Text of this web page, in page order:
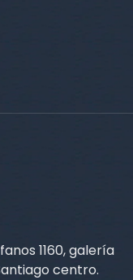
1160, galería
centro.